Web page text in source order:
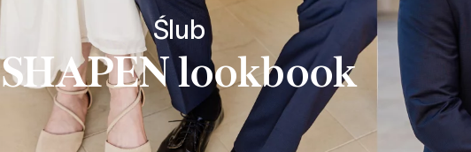
Ślub
SHAPEN lookbook